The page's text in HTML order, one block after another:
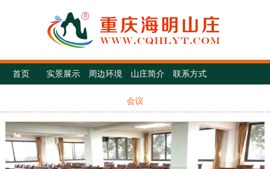
首页 实景展示 周边环境 山庄简介 联系方式
会议